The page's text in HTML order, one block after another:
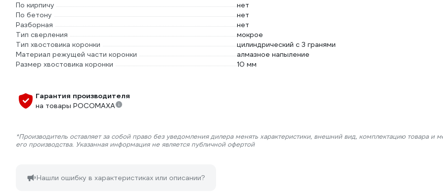
По кирпичу
нет
По бетону
нет
Разборная
нет
Тип сверления
мокрое
Тип хвостовика коронки
цилиндрический с 3 гранями
Материал режущей части коронки
алмазное напыление
Размер хвостовика коронки
10 мм
Гарантия производителя
на товары РОСОМАХА
*Производитель оставляет за собой право без уведомления дилера менять характеристики, внешний вид, комплектацию товара и
его производства. Указанная информация не является публичной офертой
Нашли ошибку в характеристиках или описании?